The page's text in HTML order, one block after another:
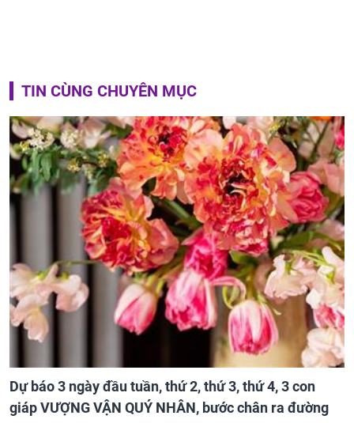
TIN CÙNG CHUYÊN MỤC
Dự báo 3 ngày đầu tuần, thứ 2, thứ 3, thứ 4, 3 con
giáp VƯỢNG VẬN QUÝ NHÂN, bước chân ra đường